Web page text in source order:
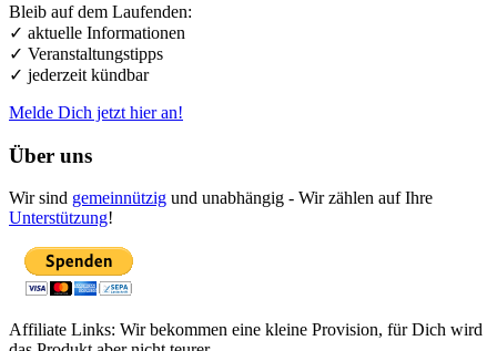
Bleib auf dem Laufenden:
✓ aktuelle Informationen
✓ Veranstaltungstipps
✓ jederzeit kündbar
Melde Dich jetzt hier an!
Über uns
Wir sind gemeinnützig und unabhängig - Wir zählen auf Ihre
Unterstützung!
Affiliate Links: Wir bekommen eine kleine Provision, für Dich wird